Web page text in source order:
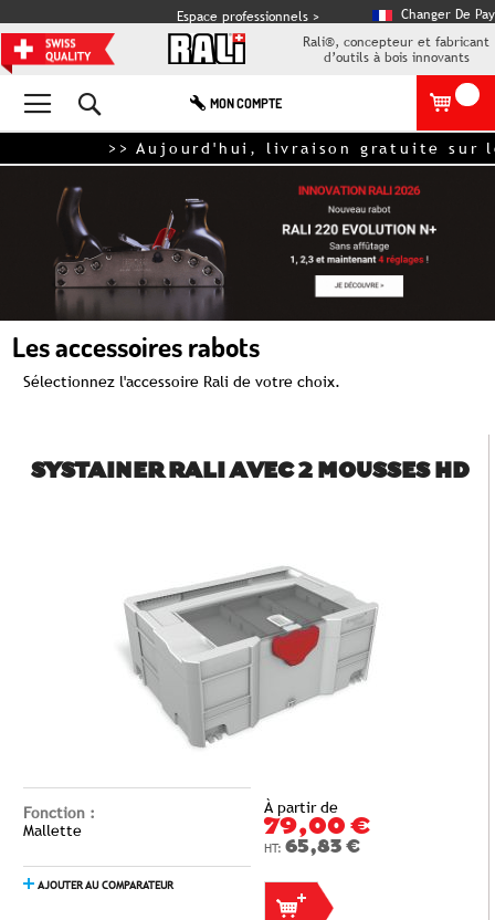
Espace professionnels >
Changer De
Rali®, concepteur et fabricant
d’outils à bois innovants
MON COMPTE
>> Aujourd'hui, livraison gratuite sur
Les accessoires rabots
Sélectionnez l'accessoire Rali de votre choix.
SYSTAINER RALI AVEC 2 MOUSSES HD
Fonction :
Mallette
AJOUTER AU COMPARATEUR
À partir de
79,00 €
65,83 €